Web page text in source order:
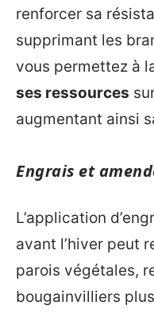
renforcer sa
supprimant les
vous permettez à
ses ressources
augmentant ainsi
Engrais et
L’application
avant l’hiver peut
parois végétales,
bougainvilliers